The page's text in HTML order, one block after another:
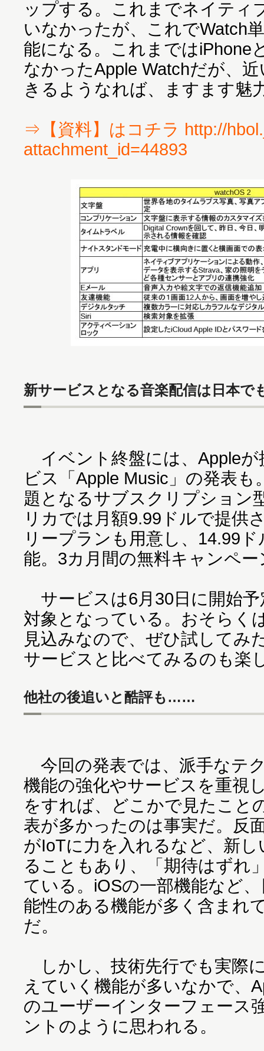
ップする。これまでネイティ
いなかったが、これでWatch
能になる。これまではiPhone
なかったApple Watchだが、
きるようなれば、ますます魅
⇒【資料】はコチラ http://
attachment_id=44893
新サービスとなる音楽配信は日本で
イベント終盤には、Appleが
ビス「Apple Music」の発表
題となるサブスクリプション
リカでは月額9.99ドルで提供
リープランも用意し、14.99
能。3カ月間の無料キャンペ
サービスは6月30日に開始予
対象となっている。おそらく
見込みなので、ぜひ試してみ
サービスと比べてみるのも楽
他社の後追いと酷評も……
今回の発表では、派手なテ
機能の強化やサービスを重視
をすれば、どこかで見たこと
表が多かったのは事実だ。反
がIoTに力を入れるなど、新
ることもあり、「期待はずれ
ている。iOSの一部機能など
能性のある機能が多く含まれ
だ。
しかし、技術先行でも実際
えていく機能が多いなかで、
のユーザーインターフェース
ントのように思われる。